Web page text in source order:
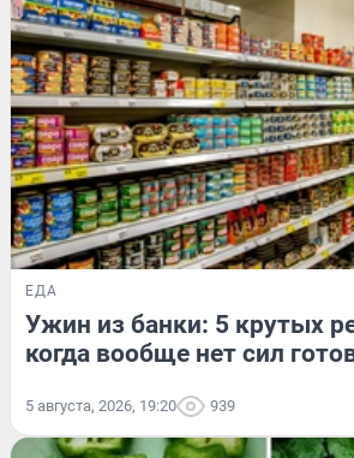
ЕДА
Ужин из банки: 5 крутых
когда вообще нет сил
5 августа, 2026, 19:20 939